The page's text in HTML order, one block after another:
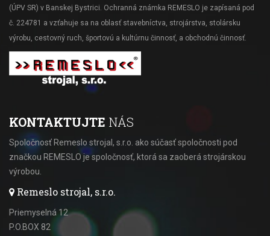
(ÚPV SR) v Banskej Bystrici. Ochranná známka REMESLO je zapísaná pod
č. 224781 a vzťahuje sa na oblasť stavebníctva, strojárstva, stolársku
výrobu, cestovný ruch, športovú a kultúrnu činnosť, a obchodnú činnosť.
KONTAKTUJTE NÁS
Spoločnosť Remeslo strojal, s.r.o. ako súčasť spoločnosti pod
značkou REMESLO je spoločnosť, ktorá sa zaoberá strojárskou
výrobou.
Remeslo strojal, s.r.o.
Priemyselná 12
P.O.BOX 82